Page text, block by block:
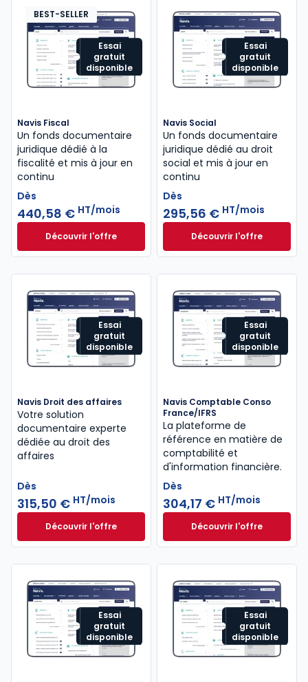
Essai
gratuit
disponible
BEST-SELLER
Navis Fiscal
Un fonds documentaire
juridique dédié à la
fiscalité et mis à jour en
continu
Dès
440,58 € HT/mois
Découvrir l'offreNavis Fiscal à partir de
Dès
Essai
gratuit
disponible
Navis Social
Un fonds documentaire
juridique dédié au droit
social et mis à jour en
continu
Dès
295,56 € HT/mois
Découvrir l'offre
Navis Social à
Dès
Essai
gratuit
disponible
Navis Droit des affaires
Votre solution
documentaire experte
dédiée au droit des
affaires
Dès
315,50 € HT/mois
Découvrir l'offreNavis Droit des affaires à partir de
Dès
Essai
gratuit
disponible
Navis Comptable Conso
France/IFRS
La plateforme de
référence en matière de
comptabilité et
d'information financière.
Dès
304,17 € HT/mois
Découvrir l'offreNavis Comptable
Dès
Essai
gratuit
disponible
Essai
gratuit
disponible